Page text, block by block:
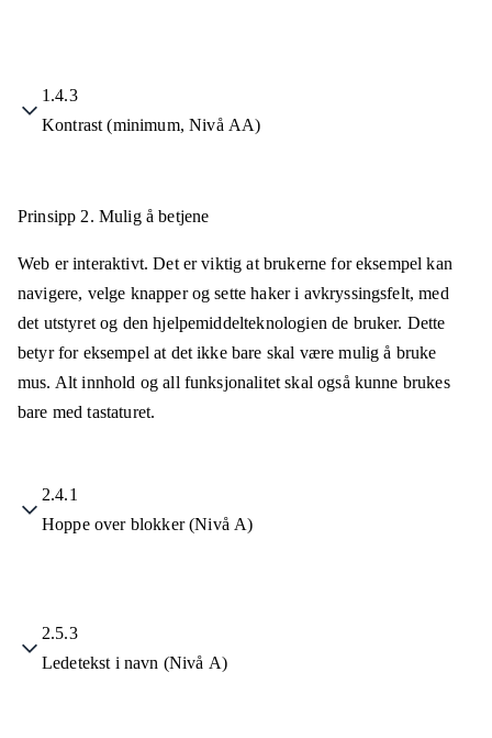
1.4.3
Kontrast (minimum, Nivå AA)
Prinsipp 2. Mulig å betjene
Web er interaktivt. Det er viktig at brukerne for eksempel kan
navigere, velge knapper og sette haker i avkryssingsfelt, med
det utstyret og den hjelpemiddelteknologien de bruker. Dette
betyr for eksempel at det ikke bare skal være mulig å bruke
mus. Alt innhold og all funksjonalitet skal også kunne brukes
bare med tastaturet.
2.4.1
Hoppe over blokker (Nivå A)
2.5.3
Ledetekst i navn (Nivå A)